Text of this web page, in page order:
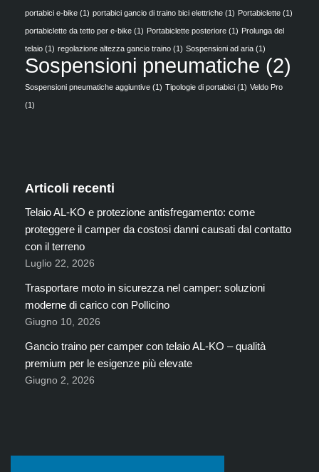
portabici e-bike (1) portabici gancio di traino bici elettriche (1) Portabiclette (1)
portabiclette da tetto per e-bike (1) Portabiclette posteriore (1) Prolunga del
telaio (1) regolazione altezza gancio traino (1) Sospensioni ad aria (1)
Sospensioni pneumatiche (2)
Sospensioni pneumatiche aggiuntive (1) Tipologie di portabici (1) Veldo Pro
(1)
Articoli recenti
Telaio AL-KO e protezione antisfregamento: come
proteggere il camper da costosi danni causati dal contatto
con il terreno
Luglio 22, 2026
Trasportare moto in sicurezza nel camper: soluzioni
moderne di carico con Pollicino
Giugno 10, 2026
Gancio traino per camper con telaio AL-KO – qualità
premium per le esigenze più elevate
Giugno 2, 2026